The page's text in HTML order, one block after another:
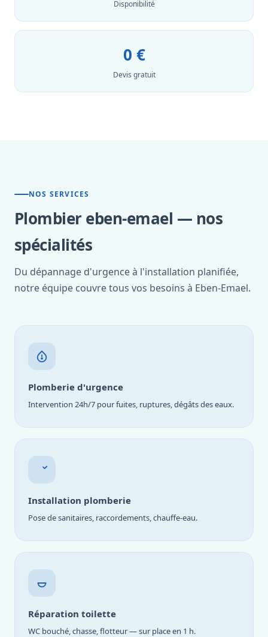
Disponibilité
0 €
Devis gratuit
NOS SERVICES
Plombier eben-emael — nos
spécialités
Du dépannage d'urgence à l'installation planifiée,
notre équipe couvre tous vos besoins à Eben-Emael.
Plomberie d'urgence
Intervention 24h/7 pour fuites, ruptures, dégâts des eaux.
Installation plomberie
Pose de sanitaires, raccordements, chauffe-eau.
Réparation toilette
WC bouché, chasse, flotteur — sur place en 1 h.